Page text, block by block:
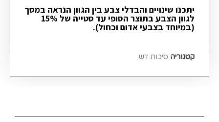
יתכנו שינויים והבדלי צבע בין הגוון הנראה במסך
לגוון הצבע בתוצר הסופי עד סטייה של 15%
(במיוחד בצבעי אדום וכחול).
קטגוריה סיכות דש